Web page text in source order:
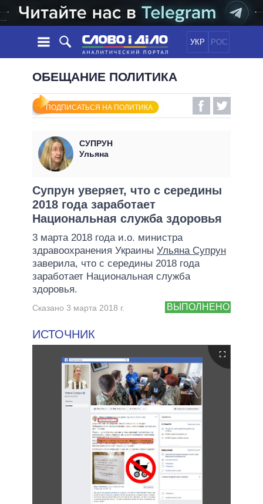
УКР РОС
НОВОСТИ
ЛЕНТА
СОБЫТИЯ
СТАТЬИ
МНЕНИЯ
ОБЗОРЫ
ДАЙДЖЕСТЫ
ПОЛИТИКА
ЭКОНОМИКА
ОБЕЩАНИЯ
ВСЕ ПОЛИТИКИ
ПРЕЗИДЕНТ И ОФИС
ВЕРХОВНАЯ РАДА
КАБИНЕТ МИНИСТРОВ
ГЛАВЫ ОБЛАДМИНИСТРАЦИЙ
МЭРЫ
ВСЕ ПЕРСОНЫ
ИНФОГРАФИКА
ПОДДЕРЖАТЬ
ОБЕЩАНИЕ ПОЛИТИКА
ПОДПИСАТЬСЯ НА ПОЛИТИКА
СУПРУН
Ульяна
Супрун уверяет, что с середины
2018 года заработает
Национальная служба здоровья
3 марта 2018 года и.о. министра
здравоохранения Украины Ульяна Супрун
заверила, что с середины 2018 года
заработает Национальная служба
здоровья.
ВЫПОЛНЕНО
Сказано 3 марта 2018 г.
ИСТОЧНИК